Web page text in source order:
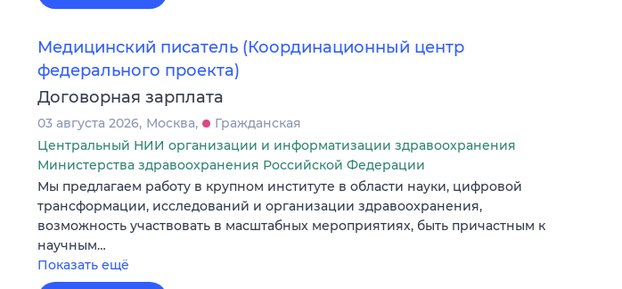
Медицинский писатель (Координационный центр
федерального проекта)
Договорная зарплата
03 августа 2026 Москва
Гражданская
Центральный НИИ организации и информатизации здравоохранения
Министерства здравоохранения Российской Федерации
Мы предлагаем работу в крупном институте в области науки, цифровой
трансформации, исследований и организации здравоохранения,
возможность участвовать в масштабных мероприятиях, быть причастным к
научным…
Показать ещё